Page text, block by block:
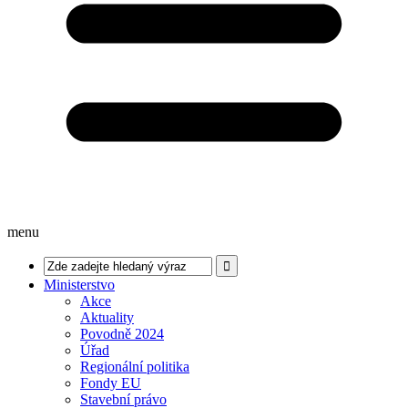
menu
Ministerstvo
Akce
Aktuality
Povodně 2024
Úřad
Regionální politika
Fondy EU
Stavební právo